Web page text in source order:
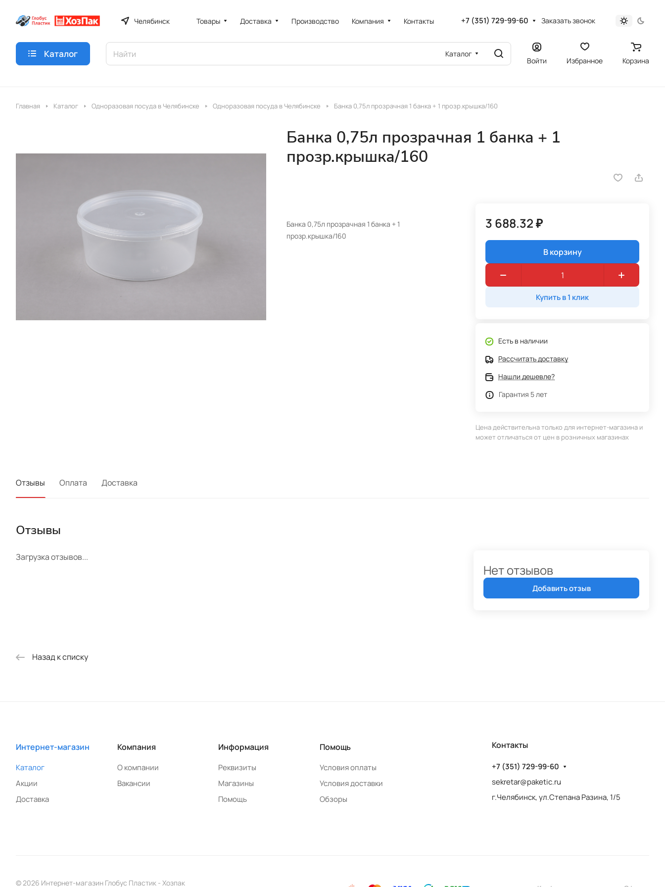
Челябинск Товары Доставка Производство Компания Контакты +7 (351) 729-99-60 Заказать звонок
Каталог Каталог
Войти Избранное Корзина
Главная Каталог Одноразовая посуда в Челябинске Одноразовая посуда в Челябинске Банка 0,75л прозрачная 1 банка + 1 прозр.крышка/160
Банка 0,75л прозрачная 1 банка + 1
прозр.крышка/160
Банка 0,75л прозрачная 1 банка + 1
прозр.крышка/160
3 688.32 ₽
В корзину
Купить в 1 клик
Есть в наличии
Рассчитать доставку
Нашли дешевле?
Гарантия 5 лет
Цена действительна только для интернет-магазина и
может отличаться от цен в розничных магазинах
Отзывы Оплата Доставка
Отзывы
Загрузка отзывов...
Нет отзывов
Добавить отзыв
Назад к списку
Интернет-магазин
Каталог
Акции
Доставка
Компания
О компании
Вакансии
Информация
Реквизиты
Магазины
Помощь
Помощь
Условия оплаты
Условия доставки
Обзоры
Контакты
+7 (351) 729-99-60
sekretar@paketic.ru
г.Челябинск, ул.Степана Разина, 1/5
© 2026 Интернет-магазин Глобус Пластик - Хозпак